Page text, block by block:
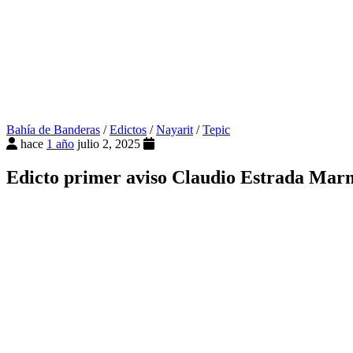
Bahía de Banderas /Edictos /Nayarit/Tepic
hace 1 año julio 2, 2025
Edicto primer aviso Claudio Estrada